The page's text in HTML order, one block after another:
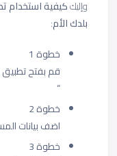
وإليككيفية استخدام
بلدك الأم:
خطوة 1
قم بفتح تطبيق
“
خطوة 2
اضف بيانات
خطوة 3